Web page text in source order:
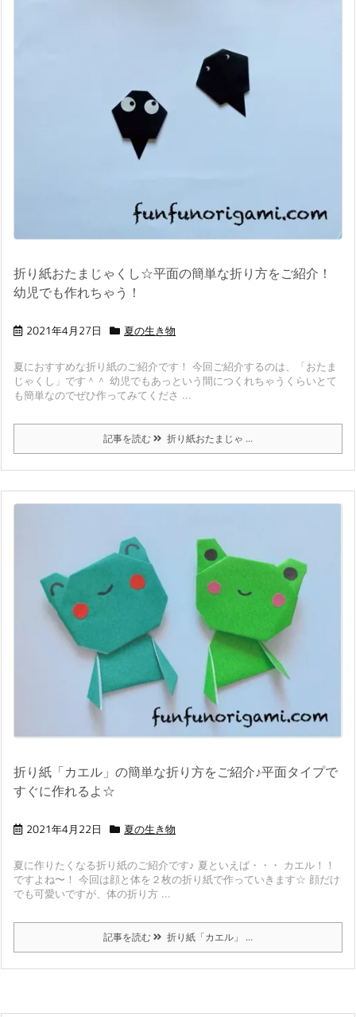
折り紙おたまじゃくし☆平面の簡単な折り方をご紹介！
幼児でも作れちゃう！
2021年4月27日 夏の生き物
夏におすすめな折り紙のご紹介です！ 今回ご紹介するのは、「おたま
じゃくし」です＾＾ 幼児でもあっという間につくれちゃうくらいとて
も簡単なのでぜひ作ってみてくださ ...
記事を読む 折り紙おたまじゃ ...
折り紙「カエル」の簡単な折り方をご紹介♪平面タイプで
すぐに作れるよ☆
2021年4月22日 夏の生き物
夏に作りたくなる折り紙のご紹介です♪ 夏といえば・・・ カエル！！
ですよね〜！ 今回は顔と体を２枚の折り紙で作っていきます☆ 顔だけ
でも可愛いですが、体の折り方 ...
記事を読む 折り紙「カエル」 ...